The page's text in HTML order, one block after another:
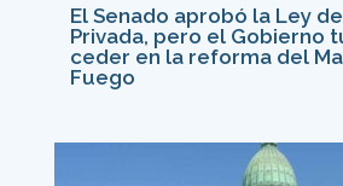
El Senado aprobó la Ley
Privada, pero el Gobierno
ceder en la reforma del
Fuego